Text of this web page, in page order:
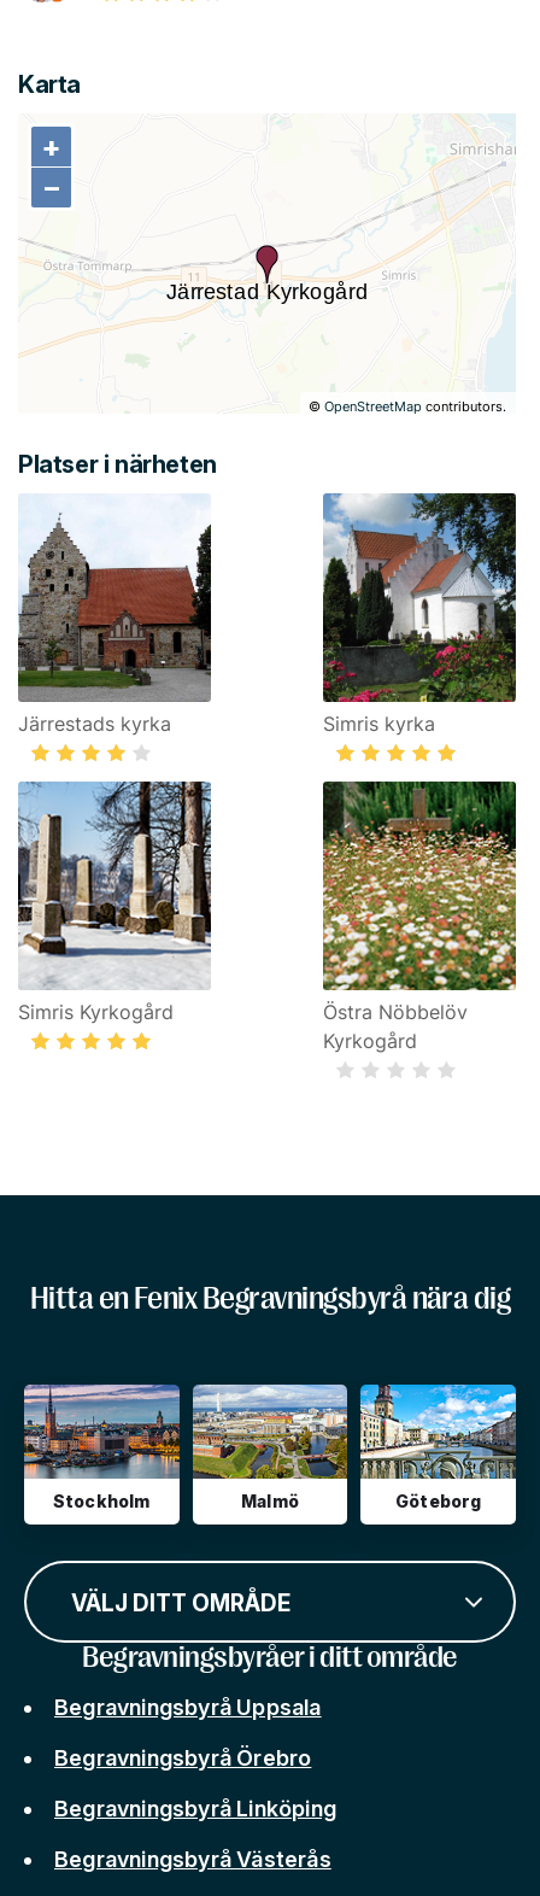
Karta
+
−
©OpenStreetMap contributors.
+
−
Platser i närheten
Järrestads kyrka Simris kyrka
Simris Kyrkogård
Östra Nöbbelöv
Kyrkogård
Hitta en Fenix Begravningsbyrå nära dig
Stockholm Malmö Göteborg
VÄLJ DITT OMRÅDE
Begravningsbyråer i ditt område
Begravningsbyrå Uppsala
Begravningsbyrå Örebro
Begravningsbyrå Linköping
Begravningsbyrå Västerås